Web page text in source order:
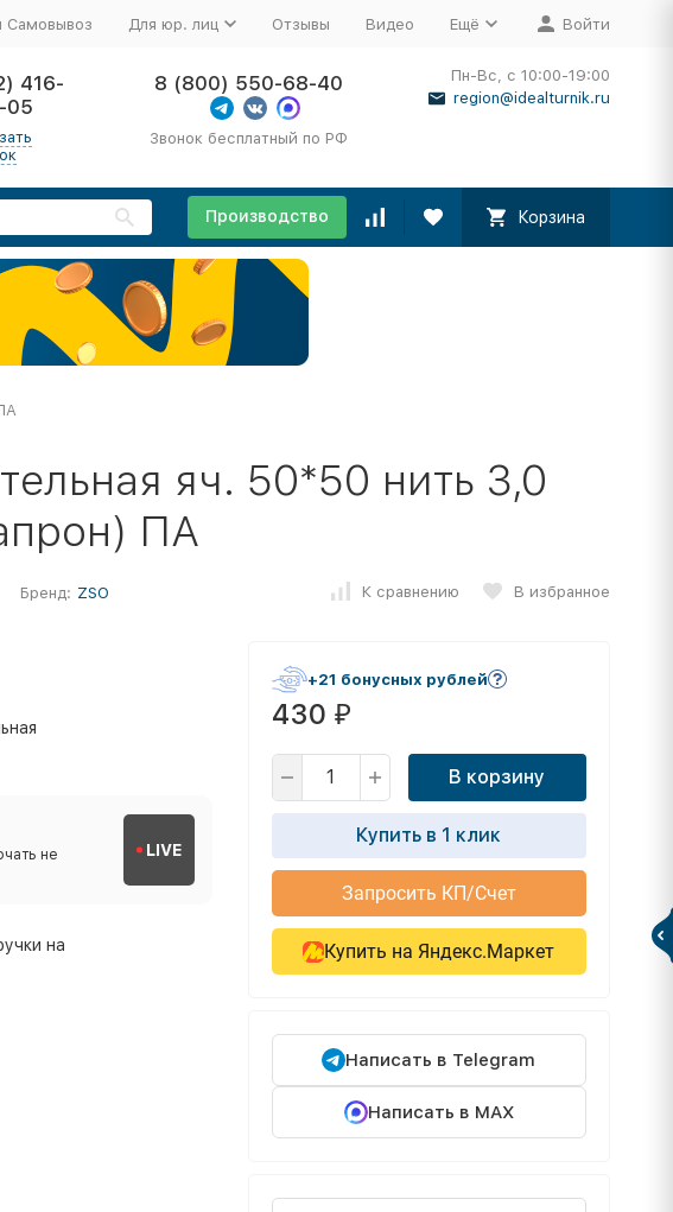
Самовывоз Для юр. лиц Отзывы Видео Ещё Войти
416-
05
8 (800) 550-68-40
Звонок бесплатный по РФ
Пн-Вс, с 10:00-19:00
region@idealturnik.ru
Производство Корзина
яч. 50*50 нить 3,0
ПА
Бренд: ZSO К сравнению В избранное
не
LIVE
на
+21 бонусных рублей
430 ₽
В корзину
Купить в 1 клик
Запросить КП/Счет
Купить на Яндекс.Маркет
Написать в Telegram
Написать в MAX